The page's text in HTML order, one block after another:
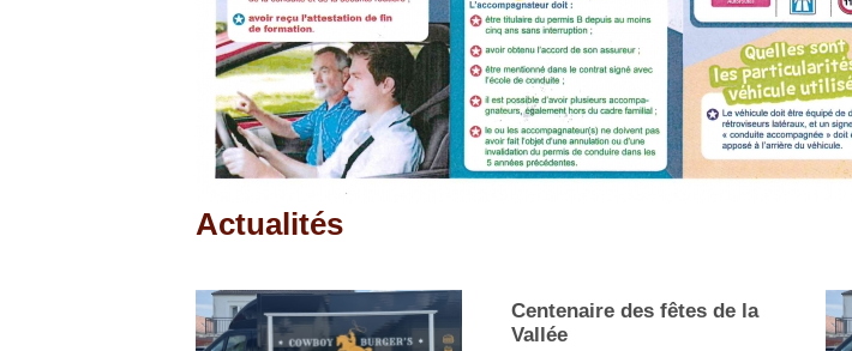
Actualités
Centenaire des fêtes de la
Vallée
Pages